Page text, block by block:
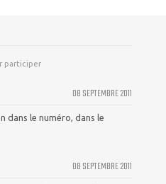
participer
08 SEPTEMBRE 2011
dans le numéro, dans le
08 SEPTEMBRE 2011